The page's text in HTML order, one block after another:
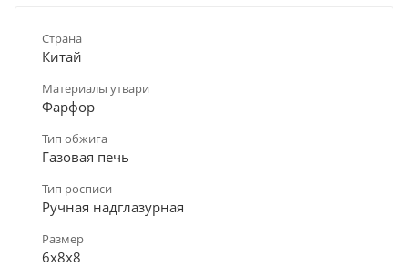
Страна
Китай
Материалы утвари
Фарфор
Тип обжига
Газовая печь
Тип росписи
Ручная надглазурная
Размер
6х8х8